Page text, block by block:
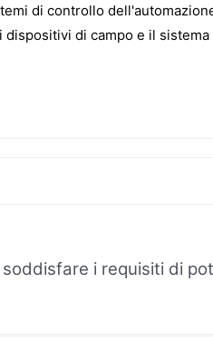
di controllo
dispositivi di campo e il
i requisiti di